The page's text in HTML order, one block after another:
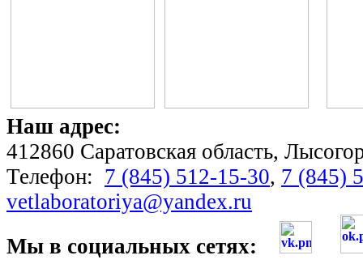
Наш адрес:
412860 Саратовская область,
Телефон: 7 (845) 512-15-30, 7 (845)
vetlaboratoriya@yandex.ru
Мы в социальных сетях: